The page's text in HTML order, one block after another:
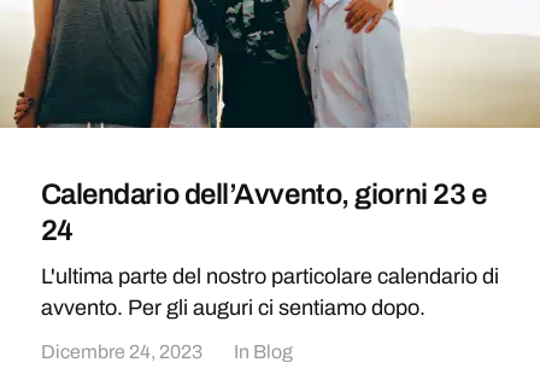
Calendario dell’Avvento, giorni 23 e
24
L'ultima parte del nostro particolare calendario di
avvento. Per gli auguri ci sentiamo dopo.
Dicembre 24, 2023 In Blog